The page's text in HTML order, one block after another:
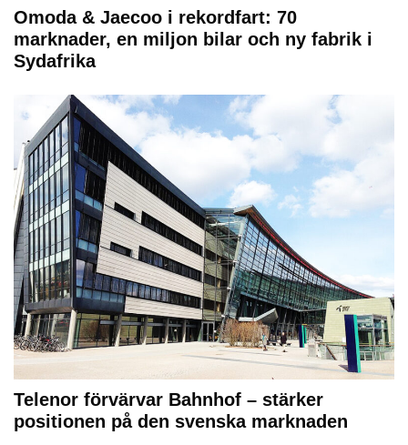
Omoda & Jaecoo i rekordfart: 70
marknader, en miljon bilar och ny fabrik i
Sydafrika
Telenor förvärvar Bahnhof – stärker
positionen på den svenska marknaden